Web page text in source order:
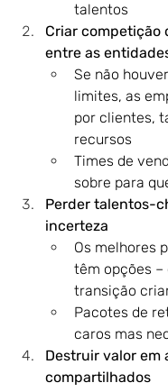
talentos
Criar competição
entre as
Se não
limites, as
por clientes,
recursos
Times de
sobre para
Perder talentos-
incerteza
Os melhores
têm opções –
transição
Pacotes de
caros mas
Destruir valor em
compartilhados